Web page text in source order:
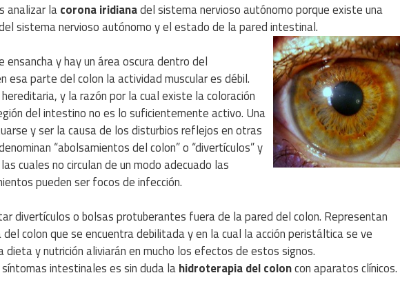
analizar lacorona iridianadel sistema nervioso autónomo porque existe una
sistema nervioso autónomo y el estado de la pared intestinal.
y hay un área oscura dentro del
esa parte del colon la actividad muscular es débil.
y la razón por la cual existe la coloración
del intestino no es lo suficientemente activo. Una
y ser la causa de los disturbios reflejos en otras
“abolsamientos del colon” o “divertículos” y
cuales no circulan de un modo adecuado las
pueden ser focos de infección.
divertículos o bolsas protuberantes fuera de la pared del colon. Representan
colon que se encuentra debilitada y en la cual la acción peristáltica se ve
dieta y nutrición aliviarán en mucho los efectos de estos signos.
intestinales es sin duda lahidroterapia del coloncon aparatos clínicos.